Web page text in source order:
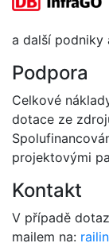
a další podniky
Podpora
Celkové
dotace ze
projektovými
Kontakt
V případě
mailem na: